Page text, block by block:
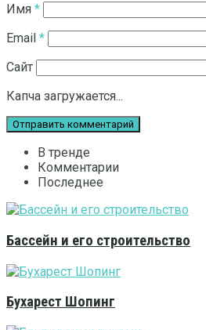
Имя *
Email *
Сайт
Капча загружается...
В тренде
Комментарии
Последнее
Бассейн и его строительство
Бухарест Шопинг